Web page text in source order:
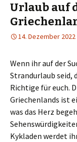
Urlaub auf
14. Dezember 2022
Wenn ihr auf der
Strandurlaub seid,
Richtige für euch.
Griechenlands ist
was das Herz
Kykladen werdet